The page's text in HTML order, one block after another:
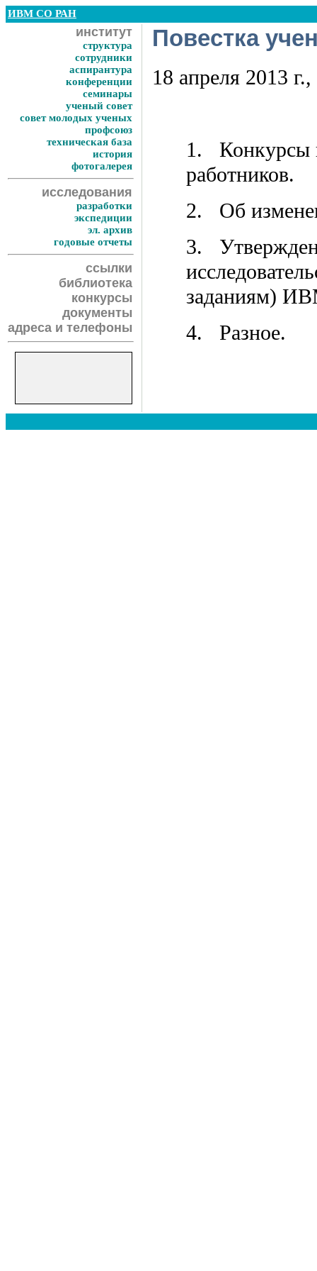
ИВМ СО РАН
институт
структура
сотрудники
аспирантура
конференции
семинары
ученый совет
совет молодых ученых
профсоюз
техническая база
история
фотогалерея
исследования
разработки
экспедиции
эл. архив
годовые отчеты
ссылки
библиотека
конкурсы
документы
адреса и телефоны
Повестка
18 апреля 2013
1. Конкурсы
работников.
2. Об
3.
заданиям)
4. Разное.